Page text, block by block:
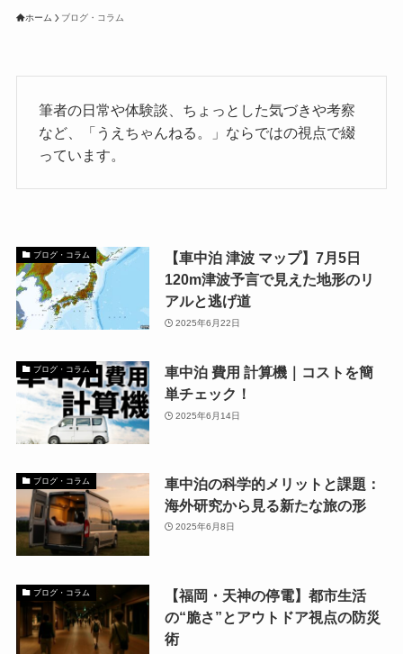
ホーム ブログ・コラム
筆者の日常や体験談、ちょっとした気づきや考察
など、「うえちゃんねる。」ならではの視点で綴
っています。
ブログ・コラム
【車中泊 津波 マップ】7月5日
120m津波予言で見えた地形のリ
アルと逃げ道
2025年6月22日
ブログ・コラム
車中泊 費用 計算機｜コストを簡
単チェック！
2025年6月14日
ブログ・コラム
車中泊の科学的メリットと課題：
海外研究から見る新たな旅の形
2025年6月8日
ブログ・コラム
【福岡・天神の停電】都市生活
の“脆さ”とアウトドア視点の防災
術